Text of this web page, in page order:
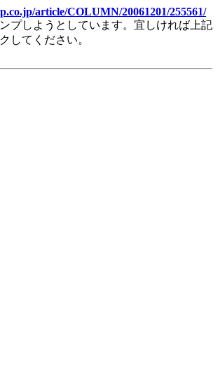
article/COLUMN/20061201/255561/
プしようとしています。宜しければ上記
してください。